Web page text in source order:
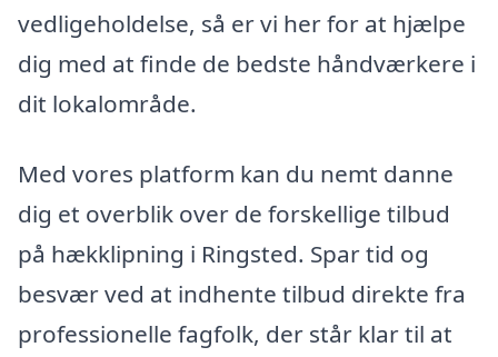
vedligeholdelse, så er vi her for at hjælpe
dig med at finde de bedste håndværkere i
dit lokalområde.
Med vores platform kan du nemt danne
dig et overblik over de forskellige tilbud
på hækklipning i Ringsted. Spar tid og
besvær ved at indhente tilbud direkte fra
professionelle fagfolk, der står klar til at